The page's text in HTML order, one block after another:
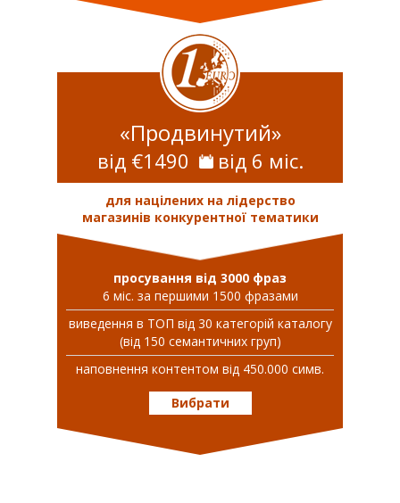
«Продвинутий»
від €1490 від 6 міс.
для націлених на лідерство
магазинів конкурентної тематики
просування від 3000 фраз
6 міс. за першими 1500 фразами
виведення в ТОП від 30 категорій каталогу
(від 150 семантичних груп)
наповнення контентом від 450.000 симв.
Вибрати